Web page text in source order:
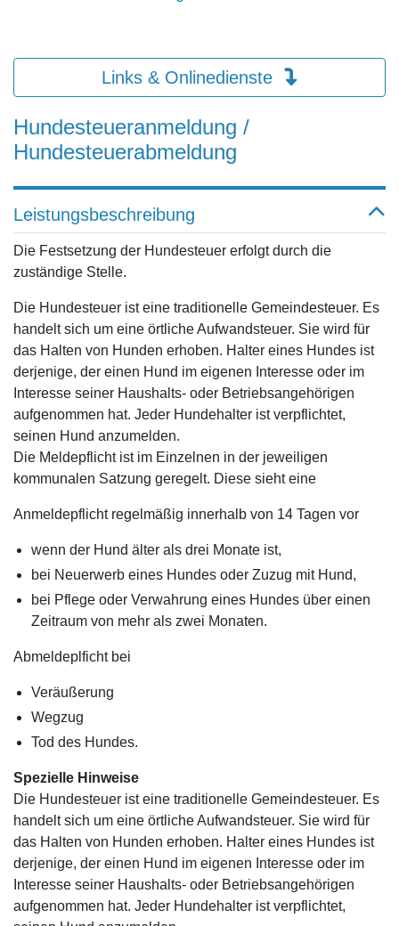
Links & Onlinedienste
Hundesteueranmeldung /
Hundesteuerabmeldung
Leistungsbeschreibung
Die Festsetzung der Hundesteuer erfolgt durch die
zuständige Stelle.
Die Hundesteuer ist eine traditionelle Gemeindesteuer. Es
handelt sich um eine örtliche Aufwandsteuer. Sie wird für
das Halten von Hunden erhoben. Halter eines Hundes ist
derjenige, der einen Hund im eigenen Interesse oder im
Interesse seiner Haushalts- oder Betriebsangehörigen
aufgenommen hat. Jeder Hundehalter ist verpflichtet,
seinen Hund anzumelden.
Die Meldepflicht ist im Einzelnen in der jeweiligen
kommunalen Satzung geregelt. Diese sieht eine
Anmeldepflicht regelmäßig innerhalb von 14 Tagen vor
wenn der Hund älter als drei Monate ist,
bei Neuerwerb eines Hundes oder Zuzug mit Hund,
bei Pflege oder Verwahrung eines Hundes über einen
Zeitraum von mehr als zwei Monaten.
Abmeldeplficht bei
Veräußerung
Wegzug
Tod des Hundes.
Spezielle Hinweise
Die Hundesteuer ist eine traditionelle Gemeindesteuer. Es
handelt sich um eine örtliche Aufwandsteuer. Sie wird für
das Halten von Hunden erhoben. Halter eines Hundes ist
derjenige, der einen Hund im eigenen Interesse oder im
Interesse seiner Haushalts- oder Betriebsangehörigen
aufgenommen hat. Jeder Hundehalter ist verpflichtet,